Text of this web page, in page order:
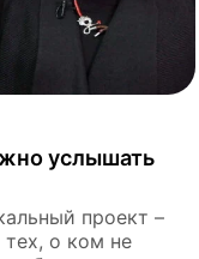
услышать
проект –
тех, о ком не